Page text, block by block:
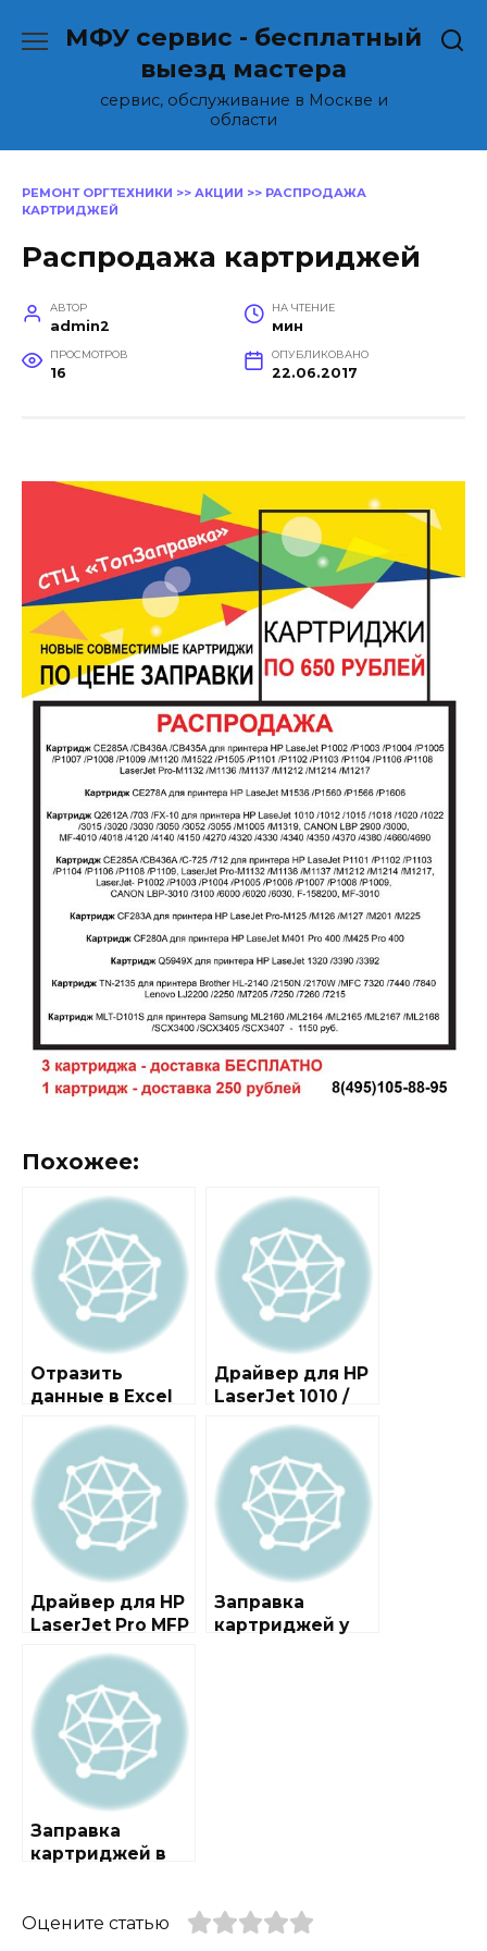
МФУ сервис - бесплатный
выезд мастера
сервис, обслуживание в Москве и
области
РЕМОНТ ОРГТЕХНИКИ >> АКЦИИ >> РАСПРОДАЖА
КАРТРИДЖЕЙ
Распродажа картриджей
АВТОР
admin2
НА ЧТЕНИЕ
мин
ПРОСМОТРОВ
16
ОПУБЛИКОВАНО
22.06.2017
Похожее:
Отразить
данные в Excel
Драйвер для HP
LaserJet 1010 /
Драйвер для HP
LaserJet Pro MFP
инструкция
Заправка
картриджей у
Заправка
картриджей в
Оцените статью